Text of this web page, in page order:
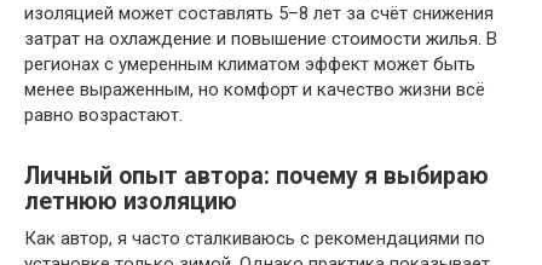
изоляцией может составлять 5–8 лет за счёт снижения
затрат на охлаждение и повышение стоимости жилья. В
регионах с умеренным климатом эффект может быть
менее выраженным, но комфорт и качество жизни всё
равно возрастают.
Личный опыт автора: почему я выбираю
летнюю изоляцию
Как автор, я часто сталкиваюсь с рекомендациями по